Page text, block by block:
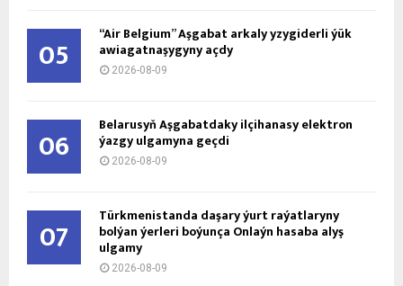
05 “Air Belgium” Aşgabat arkaly yzygiderli ýük
awiagatnaşygyny açdy
2026-08-09
06 Belarusyň Aşgabatdaky ilçihanasy elektron
ýazgy ulgamyna geçdi
2026-08-09
07 Türkmenistanda daşary ýurt raýatlaryny
bolýan ýerleri boýunça Onlaýn hasaba alyş
ulgamy
2026-08-09